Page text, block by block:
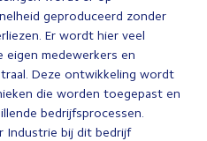
geproduceerd zonder
Er wordt hier veel
eigen medewerkers en
Deze ontwikkeling wordt
die worden toegepast en
bedrijfsprocessen.
Industrie bij dit bedrijf